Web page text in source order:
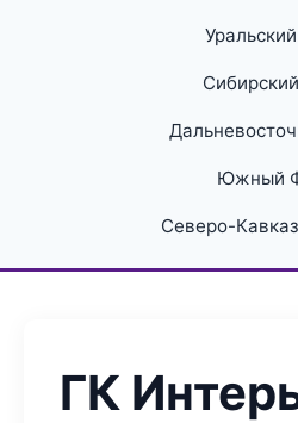
Южный
Северо-
ГК